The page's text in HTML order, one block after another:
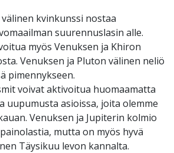
kvinkunssi nostaa
suurennuslasin alle.
myös Venuksen ja Khiron
Venuksen ja Pluton välinen neliö
pimennykseen.
voivat aktivoitua huomaamatta
uupumusta asioissa, joita olemme
Venuksen ja Jupiterin kolmio
mutta on myös hyvä
Täysikuu levon kannalta.